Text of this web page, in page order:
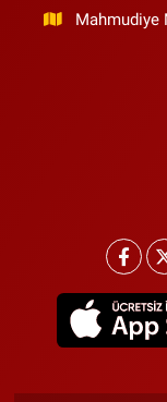
Mahmudiye